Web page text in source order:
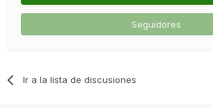
Seguidores
Ir a la lista de discusiones